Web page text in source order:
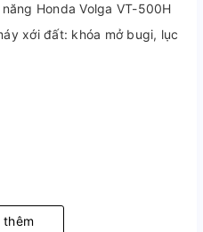
Honda Volga VT-500H
xới đất: khóa mở bugi, lục
thêm